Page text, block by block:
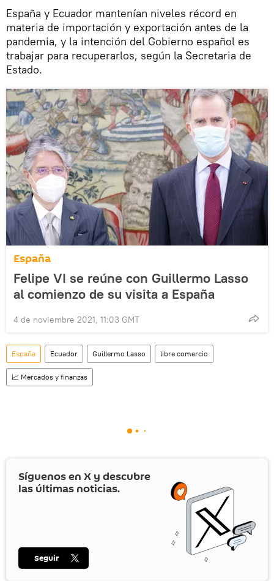
España y Ecuador mantenían niveles récord en
materia de importación y exportación antes de la
pandemia, y la intención del Gobierno español es
trabajar para recuperarlos, según la Secretaria de
Estado.
España
Felipe VI se reúne con Guillermo Lasso
al comienzo de su visita a España
4 de noviembre 2021, 11:03 GMT
España Ecuador Guillermo Lasso libre comercio
📈 Mercados y finanzas
Síguenos en X y descubre
las últimas noticias.
Seguir